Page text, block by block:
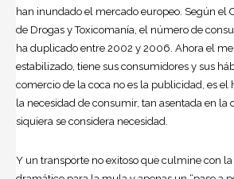
han inundado el mercado europeo. Según el
de Drogas y Toxicomanía, el número de
ha duplicado entre 2002 y 2006. Ahora el
estabilizado, tiene sus consumidores y sus
comercio de la coca no es la publicidad, es el
la necesidad de consumir, tan asentada en la
siquiera se considera necesidad.
Y un transporte no exitoso que culmine con